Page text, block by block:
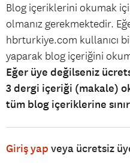
Blog içeriklerini okumak
olmanız gerekmektedir.
hbrturkiye.com kullanıcı
yaparak blog içeriğini
Eğer üye değilseniz
3 dergi içeriği (makale)
tüm blog içeriklerine
Giriş yap veya ücretsiz